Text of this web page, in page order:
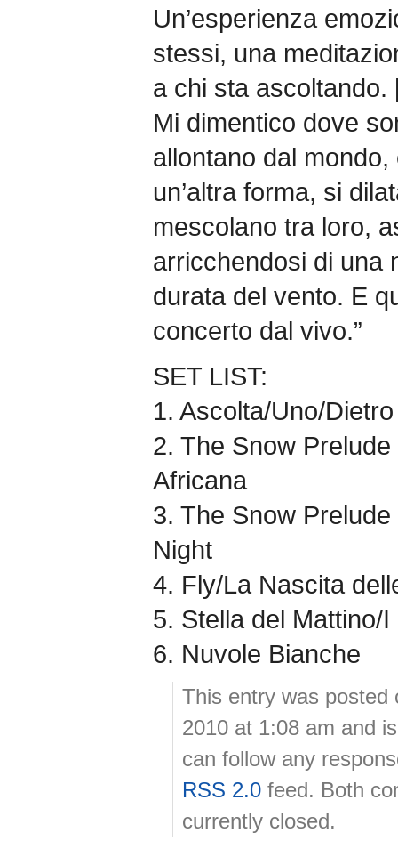
Un’esperienza
stessi, una
a chi sta
Mi dimentico dove
allontano dal
un’altra forma, si
mescolano tra loro,
arricchendosi di una
durata del vento. E
concerto dal vivo.”
SET LIST:
1. Ascolta/Uno/Dietro
2. The Snow
Africana
3. The Snow
Night
4. Fly/La Nascita
5. Stella del Mattino/I
6. Nuvole Bianche
This entry was posted
2010 at 1:08 am and
can follow any
RSS 2.0 feed. Both
currently closed.